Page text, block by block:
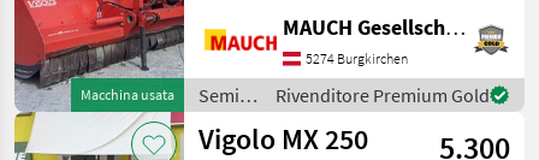
Macchina usata
punti - Attacco posteriore -
Doppio alloggiamento -
Spostamento laterale
idraulico - Lama di contr
MAUCH Gesellschaft m.b.H. & Co.KG
5274 Burgkirchen
Semina
e cura /
Vigolo
Rivenditore Premium Gold
Vigolo MX 250
5.300